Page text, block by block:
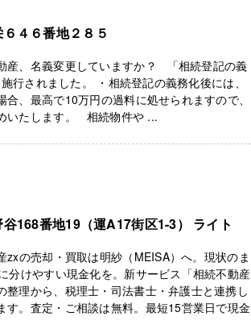
４６番地２８５
産、名義変更していますか？ 「相続登記の義
行されました。 ・相続登記の義務化後には、
、最高で10万円の過料に処せられますので、
いたします。 相続物件や ...
168番地19（運A17街区1-3） ライト
zxの売却・買取は明紗（MEISA）へ。現状のま
分けやすい現金化を。新サービス「相続不動産
整理から、税理士・司法書士・弁護士と連携し
す。査定・ご相談は無料。最短15営業日で現金